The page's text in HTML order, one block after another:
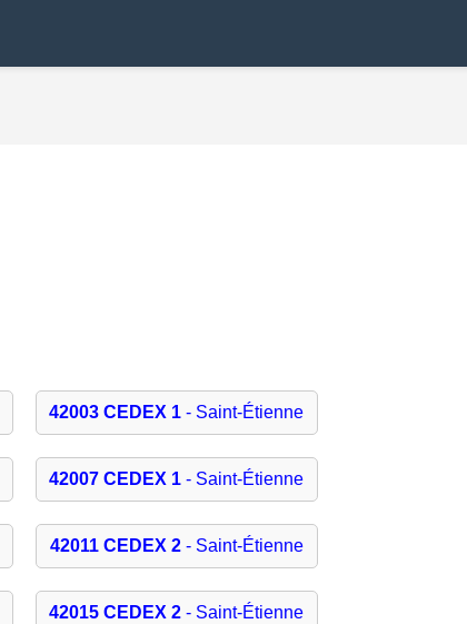
42003 CEDEX 1 - Saint-Étienne
42007 CEDEX 1 - Saint-Étienne
42011 CEDEX 2- Saint-Étienne
42015 CEDEX 2 - Saint-Étienne